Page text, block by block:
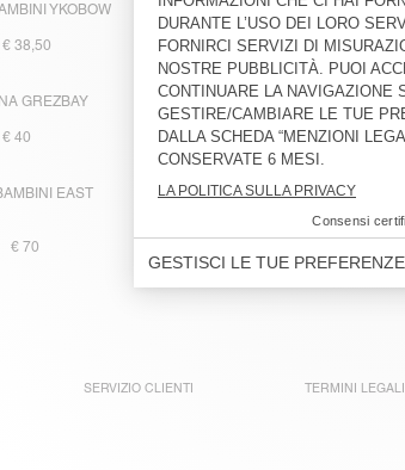
YKOBOW
€ 38,50
SHORT BAMBINO/A LYCAZ
€ 55 -30% € 38,50
GREZBAY
€ 40
JOGGERS BAMBINI YKOBOW
€ 55 -30% € 38,50
EAST
€ 70
FELPA BAMBINI ATUBAY
SERVIZIO CLIENTI TERMINI LEGALI